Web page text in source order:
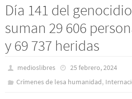
Día 141 del
suman 29 606
y 69 737 heridas
medioslibres
25 febrero, 2024
Crímenes de lesa humanidad,